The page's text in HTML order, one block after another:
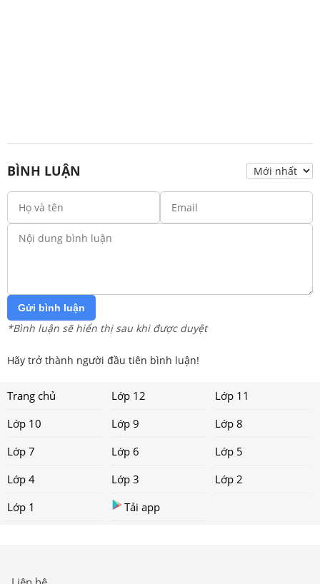
BÌNH LUẬN
Gửi bình luận
*Bình luận sẽ hiển thị sau khi được duyệt
Hãy trở thành người đầu tiên bình luận!
Trang chủ Lớp 12
Lớp 11
Lớp 10
Lớp 9
Lớp 8
Lớp 7
Lớp 6
Lớp 5
Lớp 4
Lớp 3
Lớp 2
Lớp 1
Tải app